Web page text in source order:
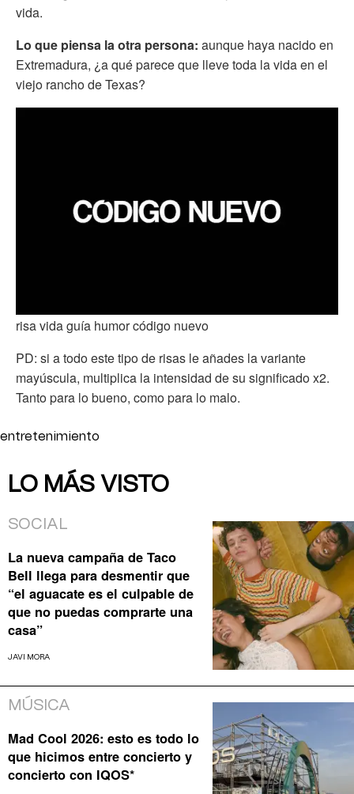
vida.
Lo que piensa la otra persona: aunque haya nacido en
Extremadura, ¿a qué parece que lleve toda la vida en el
viejo rancho de Texas?
risa vida guía humor código nuevo
PD: si a todo este tipo de risas le añades la variante
mayúscula, multiplica la intensidad de su significado x2.
Tanto para lo bueno, como para lo malo.
entretenimiento
LO MÁS VISTO
SOCIAL
La nueva campaña de Taco
Bell llega para desmentir que
“el aguacate es el culpable de
que no puedas comprarte una
casa”
JAVI MORA
MÚSICA
Mad Cool 2026: esto es todo lo
que hicimos entre concierto y
concierto con IQOS*